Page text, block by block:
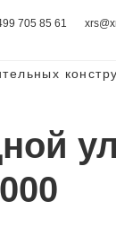
705 85 61